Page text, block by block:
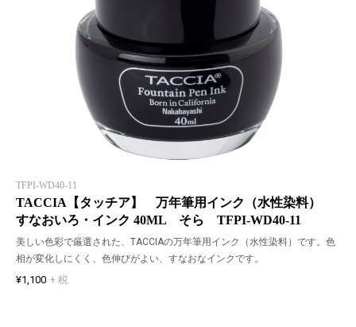
TFPI-WD40-11
TACCIA【タッチア】 万年筆用インク（水性染料）
すなおいろ・インク 40ML そら TFPI-WD40-11
美しい色彩で厳選された、TACCIAの万年筆用インク（水性染料）です。色
相が変化しにくく、色伸びがよい、すなおなインクです。
¥1,100 + 税